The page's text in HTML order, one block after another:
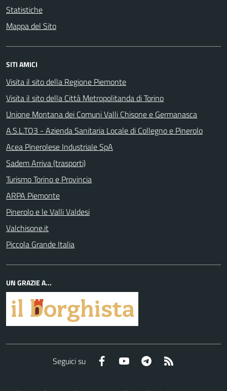
Statistiche
Mappa del Sito
SITI AMICI
Visita il sito della Regione Piemonte
Visita il sito della Città Metropolitanda di Torino
Unione Montana dei Comuni Valli Chisone e Germanasca
A.S.L.TO3 - Azienda Sanitaria Locale di Collegno e Pinerolo
Acea Pinerolese Industriale SpA
Sadem Arriva (trasporti)
Turismo Torino e Provincia
ARPA Piemonte
Pinerolo e le Valli Valdesi
Valchisone.it
Piccola Grande Italia
UN GRAZIE A...
Seguici su Facebook YouTube Telegram